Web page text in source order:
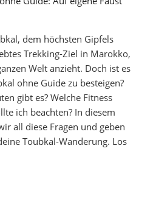
dem höchsten Gipfels
Trekking-Ziel in Marokko,
Welt anzieht. Doch ist es
ohne Guide zu besteigen?
gibt es? Welche Fitness
ich beachten? In diesem
all diese Fragen und geben
Toubkal-Wanderung. Los